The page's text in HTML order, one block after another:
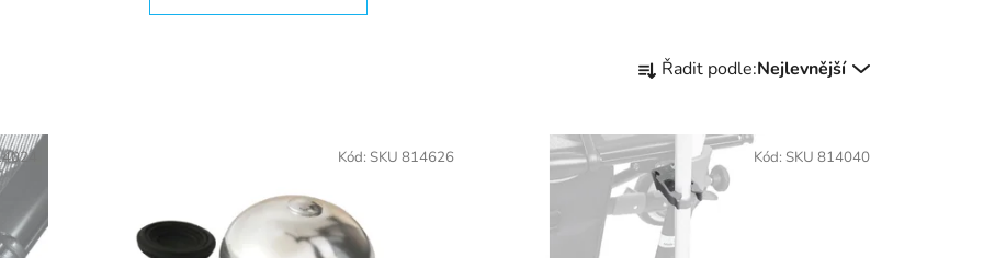
a
e
n
í
p
Řadit podle:Nejlevnější
Kód: SKU 814626 Kód: SKU 814040